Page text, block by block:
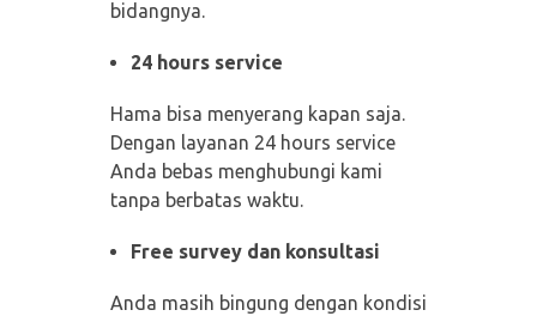
bidangnya.
24 hours service
Hama bisa menyerang kapan saja.
Dengan layanan 24 hours service
Anda bebas menghubungi kami
tanpa berbatas waktu.
Free survey dan konsultasi
Anda masih bingung dengan kondisi